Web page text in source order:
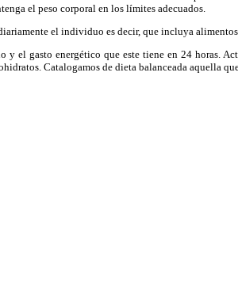
el peso corporal en los límites adecuados.
el individuo es decir, que incluya
gasto energético que este tiene en 24 horas.
Catalogamos de dieta balanceada aquella